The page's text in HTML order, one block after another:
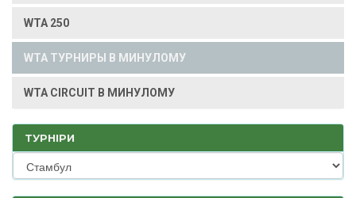
WTA 250
WTA ТУРНИРЫ В МИНУЛОМУ
WTA CIRCUIT В МИНУЛОМУ
ТУРНІРИ